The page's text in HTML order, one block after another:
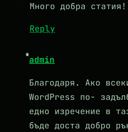
Много добра статия!
Reply
admin
Благодаря. Ако
WordPress по-
едно изречение в
бъде доста добро